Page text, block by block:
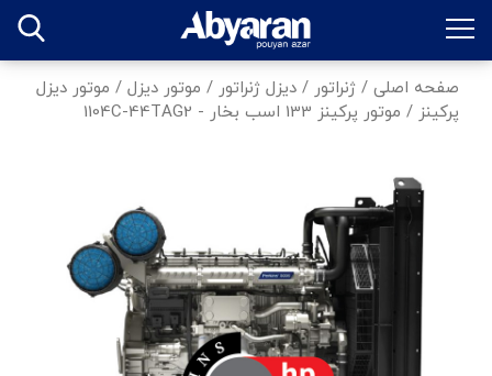
صفحه اصلی / ژنراتور / دیزل ژنراتور / موتور دیزل / موتور دیزل
پرکینز / موتور پرکینز 133 اسب بخار - 1104C-44TAG2